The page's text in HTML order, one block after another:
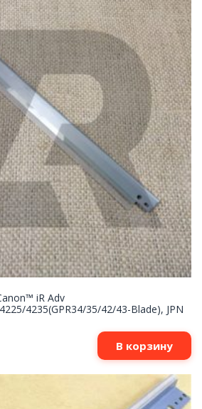
iR Adv
4235(GPR34/35/42/43-Blade), JPN
В корзину